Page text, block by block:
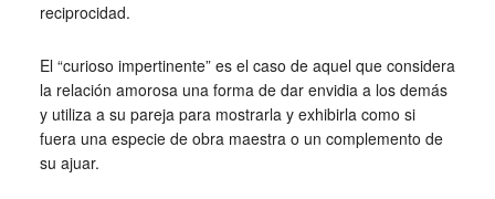
reciprocidad.
El “curioso impertinente” es el caso de aquel que considera
la relación amorosa una forma de dar envidia a los demás
y utiliza a su pareja para mostrarla y exhibirla como si
fuera una especie de obra maestra o un complemento de
su ajuar.